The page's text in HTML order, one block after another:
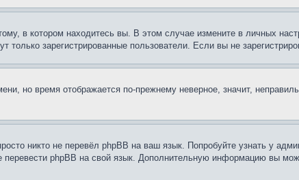
в котором находитесь вы. В этом случае измените в личных
только зарегистрированные пользователи. Если вы не
но время отображается по-прежнему неверное, значит,
никто не перевёл phpBB на ваш язык. Попробуйте узнать у
phpBB на свой язык. Дополнительную информацию вы